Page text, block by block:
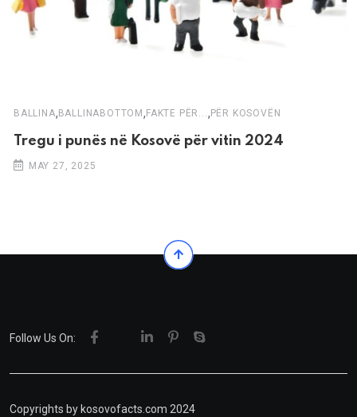
BALLINA,BALLINABOTTOM,FAKTE PËR... ,PËR KOSOVËN
Tregu i punës në Kosovë për vitin 2024
MAY 27, 2025
Follow Us On:
Copyrights by kosovofacts.com 2024